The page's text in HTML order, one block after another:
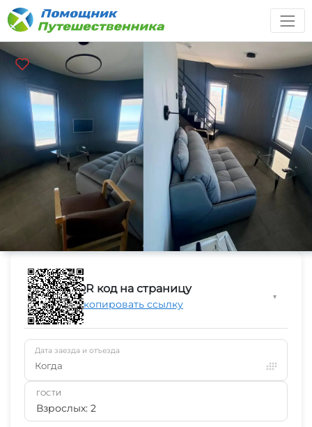
QR код на страницу
Скопировать ссылку
▼
Дата заезда и отъезда
Когда
ГОСТИ
Взрослых: 2